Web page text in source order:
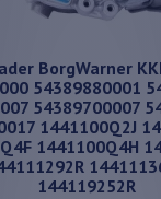
BorgWarner
54389880001
54389700007
1441100Q2J
1441100Q4H
144119252R